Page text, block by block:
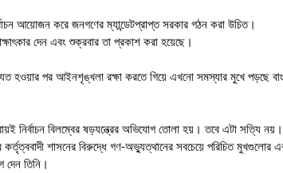
আয়োজন করে জনগণের ম্যান্ডেটপ্রাপ্ত সরকার গঠন করা উচিত।
দেন এবং শুক্রবার তা প্রকাশ করা হয়েছে।
হওয়ার পর আইনশৃঙ্খলা রক্ষা করতে গিয়ে এখনো সমস্যার মুখে পড়ছে
নির্বাচন বিলম্বের ষড়যন্ত্রের অভিযোগ তোলা হয়। তবে এটা সত্যি
শাসনের বিরুদ্ধে গণ-অভ্যুত্থানের সবচেয়ে পরিচিত মুখগুলোর
দেন তিনি।